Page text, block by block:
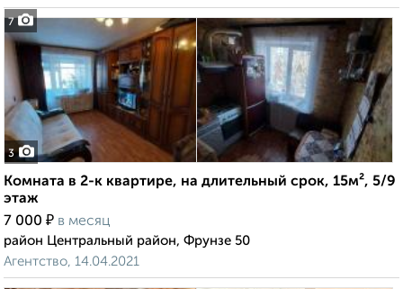
7
3
Комната в 2-к квартире, на длительный срок, 15м², 5/9
этаж
7 000 ₽ в месяц
район Центральный район, Фрунзе 50
Агентство, 14.04.2021